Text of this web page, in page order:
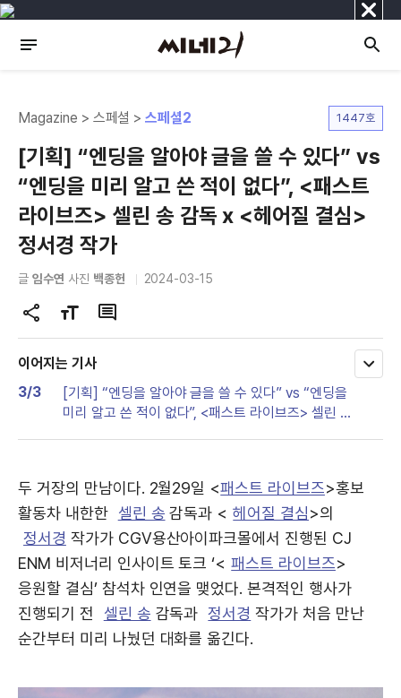
닫
기
Magazine > 스페셜 >스페셜2 1447호
[기획] “엔딩을 알아야 글을 쓸 수 있다” vs
“엔딩을 미리 알고 쓴 적이 없다”, <패스트
라이브즈> 셀린 송 감독 x <헤어질 결심>
정서경 작가
글 임수연 사진 백종헌 2024-03-15
공
유
하
글
자
크
변
경
댓
글
이어지는 기사
3/3
[기획] “엔딩을 알아야 글을 쓸 수 있다” vs “엔딩을
미리 알고 쓴 적이 없다”, <패스트 라이브즈> 셀린 송
모
두 거장의 만남이다. 2월29일 <패스트 라이브즈>홍보
활동차 내한한 셀린 송 감독과 < 헤어질 결심>의
정서경 작가가 CGV용산아이파크몰에서 진행된 CJ
ENM 비저너리 인사이트 토크 ‘< 패스트 라이브즈>
응원할 결심’ 참석차 인연을 맺었다. 본격적인 행사가
진행되기 전
셀린 송 감독과 정서경 작가가 처음 만난
순간부터 미리 나눴던 대화를 옮긴다.